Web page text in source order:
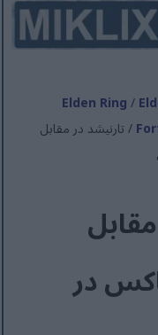
Elden Ring/
/ تارنیشد در مقابل
در